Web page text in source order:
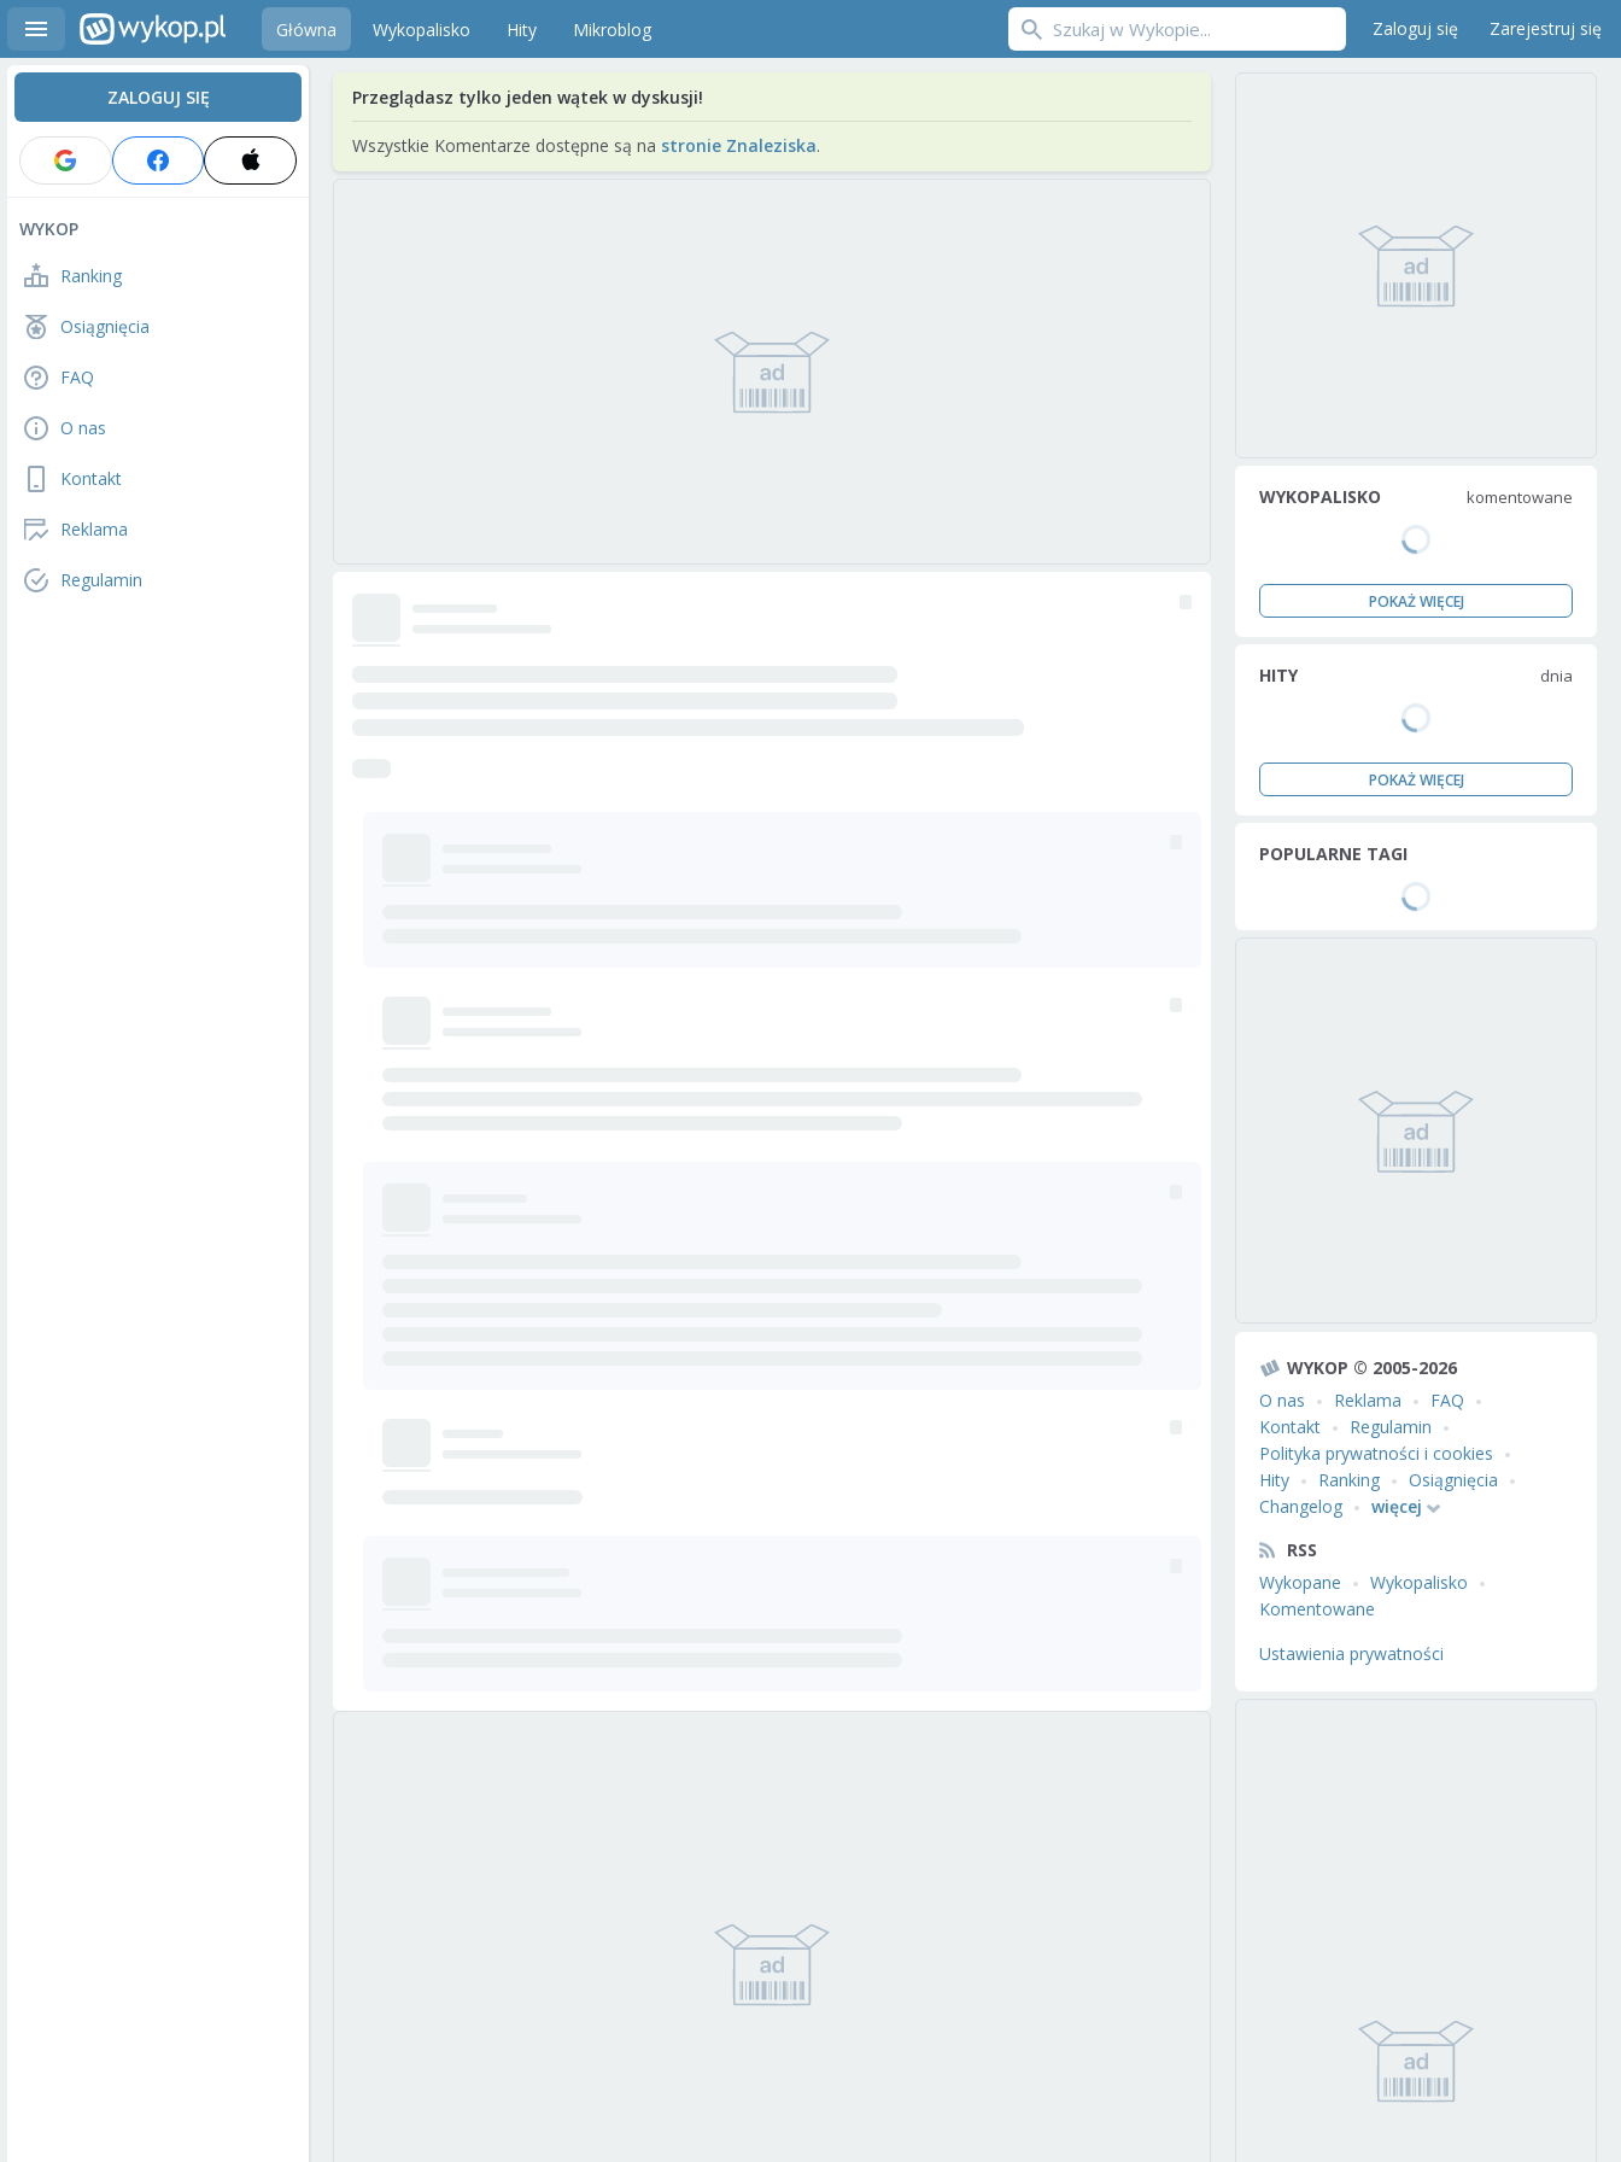
Główna Wykopalisko Hity Mikroblog Zaloguj się Zarejestruj się
ZALOGUJ SIĘ
WYKOP
Ranking
Osiągnięcia
FAQ
O nas
Kontakt
Reklama
Regulamin
Przeglądasz tylko jeden wątek w dyskusji!
Wszystkie Komentarze dostępne są na stronie Znaleziska.
WYKOPALISKO komentowane
POKAŻ WIĘCEJ
HITY dnia
POKAŻ WIĘCEJ
POPULARNE TAGI
WYKOP © 2005-2026
O nas
Reklama
FAQ
Kontakt
Regulamin
Polityka prywatności i cookies
Hity
Ranking
Osiągnięcia
Changelog
więcej
RSS
Wykopane
Wykopalisko
Komentowane
Ustawienia prywatności